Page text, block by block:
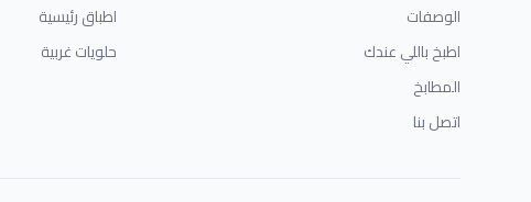
الوصفات
اطبخ باللي عندك
المطابخ
اتصل بنا
اطباق رئيسية
حلويات غربية